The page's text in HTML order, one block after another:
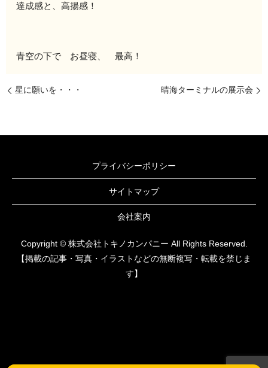
達成感と、高揚感！
青空の下で お昼寝、 最高！
星に願いを・・・ 晴海ターミナルの展示会
プライバシーポリシー
サイトマップ
会社案内
Copyright © 株式会社トキノカンパニー All Rights Reserved.
【掲載の記事・写真・イラストなどの無断複写・転載を禁じま
す】